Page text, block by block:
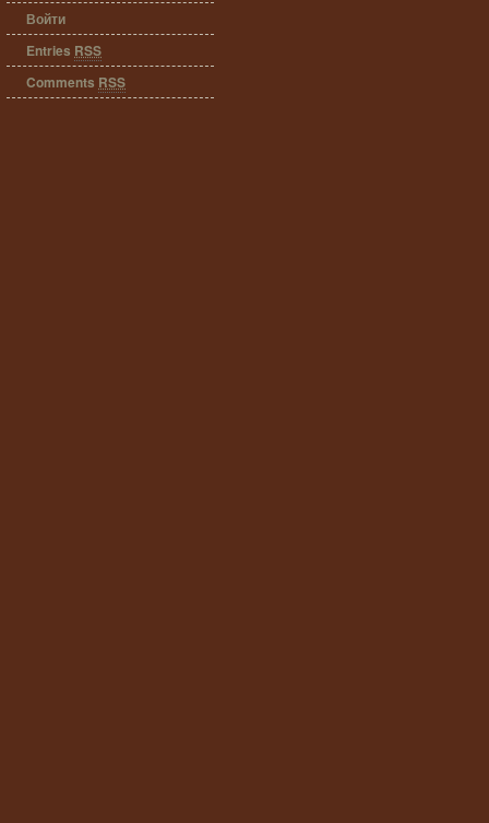
Войти
Entries RSS
Comments RSS